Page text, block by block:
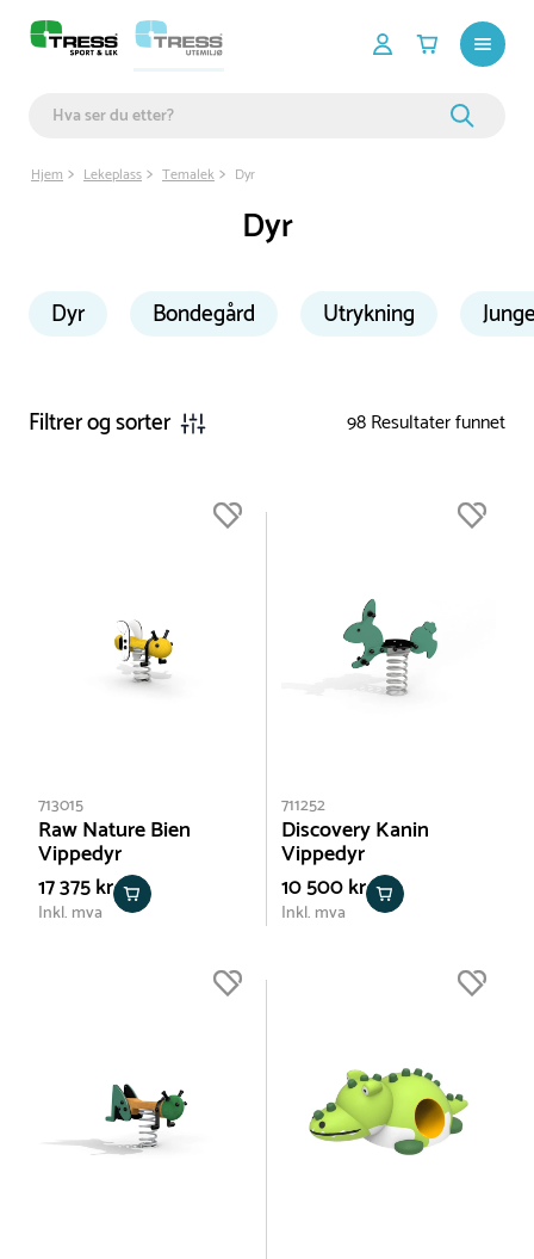
Hjem Lekeplass Temalek Dyr
Dyr
Dyr Bondegård Utrykning
Filtrer og sorter 98Resultater funnet
713015
Raw Nature Bien
Vippedyr
17 375 kr
Inkl. mva
711252
Discovery Kanin
Vippedyr
10 500 kr
Inkl. mva